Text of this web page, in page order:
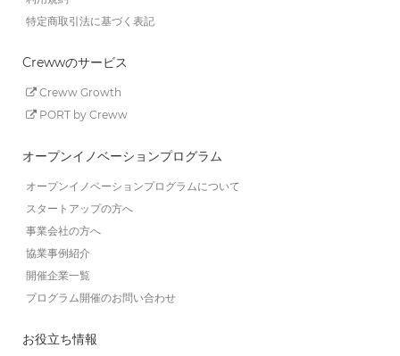
特定商取引法に基づく表記
Crewwのサービス
Creww Growth
PORT by Creww
オープンイノベーションプログラム
オープンイノベーションプログラムについて
スタートアップの方へ
事業会社の方へ
協業事例紹介
開催企業一覧
プログラム開催のお問い合わせ
お役立ち情報